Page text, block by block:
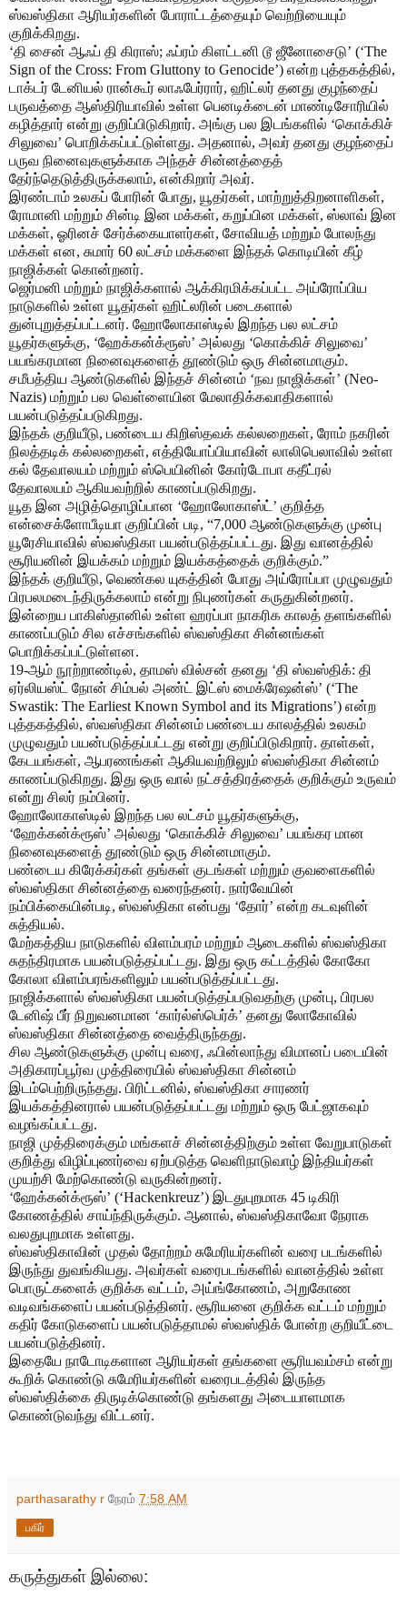
ஸ்வஸ்திகா ஆரியர்களின் போராட்டத்தையும் வெற்றியையும்
குறிக்கிறது.
‘தி சைன் ஆஃப் தி கிராஸ்; ஃப்ரம் கிளட்டனி டூ ஜீனோசைடு’ (‘The
Sign of the Cross: From Gluttony to Genocide’) என்ற புத்தகத்தில்,
டாக்டர் டேனியல் ரான்கூர் லாஃபேர்ரார், ஹிட்லர் தனது குழந்தைப்
பருவத்தை ஆஸ்திரியாவில் உள்ள பெனடிக்டைன் மாண்டிசோரியில்
கழித்தார் என்று குறிப்பிடுகிறார். அங்கு பல இடங்களில் ‘கொக்கிச்
சிலுவை’ பொறிக்கப்பட்டுள்ளது. அதனால், அவர் தனது குழந்தைப்
பருவ நினைவுகளுக்காக அந்தச் சின்னத்தைத்
தேர்ந்தெடுத்திருக்கலாம், என்கிறார் அவர்.
இரண்டாம் உலகப் போரின் போது, யூதர்கள், மாற்றுத்திறனாளிகள்,
ரோமானி மற்றும் சின்டி இன மக்கள், கறுப்பின மக்கள், ஸ்லாவ் இன
மக்கள், ஓரினச் சேர்க்கையாளர்கள், சோவியத் மற்றும் போலந்து
மக்கள் என, சுமார் 60 லட்சம் மக்களை இந்தக் கொடியின் கீழ்
நாஜிக்கள் கொன்றனர்.
ஜெர்மனி மற்றும் நாஜிக்களால் ஆக்கிரமிக்கப்பட்ட அய்ரோப்பிய
நாடுகளில் உள்ள யூதர்கள் ஹிட்லரின் படைகளால்
துன்புறுத்தப்பட்டனர். ஹோலோகாஸ்டில் இறந்த பல லட்சம்
யூதர்களுக்கு, ‘ஹேக்கன்க்ரூஸ்’ அல்லது ‘கொக்கிச் சிலுவை’
பயங்கரமான நினைவுகளைத் தூண்டும் ஒரு சின்னமாகும்.
சமீபத்திய ஆண்டுகளில் இந்தச் சின்னம் ‘நவ நாஜிக்கள்’ (Neo-
Nazis) மற்றும் பல வெள்ளையின மேலாதிக்கவாதிகளால்
பயன்படுத்தப்படுகிறது.
இந்தக் குறியீடு, பண்டைய கிறிஸ்தவக் கல்லறைகள், ரோம் நகரின்
நிலத்தடிக் கல்லறைகள், எத்தியோப்பியாவின் லாலிபெலாவில் உள்ள
கல் தேவாலயம் மற்றும் ஸ்பெயினின் கோர்டோபா கதீட்ரல்
தேவாலயம் ஆகியவற்றில் காணப்படுகிறது.
யூத இன அழித்தொழிப்பான ‘ஹோலோகாஸ்ட்’ குறித்த
என்சைக்ளோபீடியா குறிப்பின் படி, “7,000 ஆண்டுகளுக்கு முன்பு
யூரேசியாவில் ஸ்வஸ்திகா பயன்படுத்தப்பட்டது. இது வானத்தில்
சூரியனின் இயக்கம் மற்றும் இயக்கத்தைக் குறிக்கும்.”
இந்தக் குறியீடு, வெண்கல யுகத்தின் போது அய்ரோப்பா முழுவதும்
பிரபலமடைந்திருக்கலாம் என்று நிபுணர்கள் கருதுகின்றனர்.
இன்றைய பாகிஸ்தானில் உள்ள ஹரப்பா நாகரிக காலத் தளங்களில்
காணப்படும் சில எச்சங்களில் ஸ்வஸ்திகா சின்னங்கள்
பொறிக்கப்பட்டுள்ளன.
19-ஆம் நூற்றாண்டில், தாமஸ் வில்சன் தனது ‘தி ஸ்வஸ்திக்: தி
ஏர்லியஸ்ட் நோன் சிம்பல் அண்ட் இட்ஸ் மைக்ரேஷன்ஸ்’ (‘The
Swastik: The Earliest Known Symbol and its Migrations’) என்ற
புத்தகத்தில், ஸ்வஸ்திகா சின்னம் பண்டைய காலத்தில் உலகம்
முழுவதும் பயன்படுத்தப்பட்டது என்று குறிப்பிடுகிறார். தாள்கள்,
கேடயங்கள், ஆபரணங்கள் ஆகியவற்றிலும் ஸ்வஸ்திகா சின்னம்
காணப்படுகிறது. இது ஒரு வால் நட்சத்திரத்தைக் குறிக்கும் உருவம்
என்று சிலர் நம்பினர்.
ஹோலோகாஸ்டில் இறந்த பல லட்சம் யூதர்களுக்கு,
‘ஹேக்கன்க்ரூஸ்’ அல்லது ‘கொக்கிச் சிலுவை’ பயங்கர மான
நினைவுகளைத் தூண்டும் ஒரு சின்னமாகும்.
பண்டைய கிரேக்கர்கள் தங்கள் குடங்கள் மற்றும் குவளைகளில்
ஸ்வஸ்திகா சின்னத்தை வரைந்தனர். நார்வேயின்
நம்பிக்கையின்படி, ஸ்வஸ்திகா என்பது ‘தோர்’ என்ற கடவுளின்
சுத்தியல்.
மேற்கத்திய நாடுகளில் விளம்பரம் மற்றும் ஆடைகளில் ஸ்வஸ்திகா
சுதந்திரமாக பயன்படுத்தப்பட்டது. இது ஒரு கட்டத்தில் கோகோ
கோலா விளம்பரங்களிலும் பயன்படுத்தப்பட்டது.
நாஜிக்களால் ஸ்வஸ்திகா பயன்படுத்தப்படுவதற்கு முன்பு, பிரபல
டேனிஷ் பீர் நிறுவனமான ‘கார்ல்ஸ்பெர்க்’ தனது லோகோவில்
ஸ்வஸ்திகா சின்னத்தை வைத்திருந்தது.
சில ஆண்டுகளுக்கு முன்பு வரை, ஃபின்லாந்து விமானப் படையின்
அதிகாரப்பூர்வ முத்திரையில் ஸ்வஸ்திகா சின்னம்
இடம்பெற்றிருந்தது. பிரிட்டனில், ஸ்வஸ்திகா சாரணர்
இயக்கத்தினரால் பயன்படுத்தப்பட்டது மற்றும் ஒரு பேட்ஜாகவும்
வழங்கப்பட்டது.
நாஜி முத்திரைக்கும் மங்களச் சின்னத்திற்கும் உள்ள வேறுபாடுகள்
குறித்து விழிப்புணர்வை ஏற்படுத்த வெளிநாடுவாழ் இந்தியர்கள்
முயற்சி மேற்கொண்டு வருகின்றனர்.
‘ஹேக்கன்க்ரூஸ்’ (‘Hackenkreuz’) இடதுபுறமாக 45 டிகிரி
கோணத்தில் சாய்ந்திருக்கும். ஆனால், ஸ்வஸ்திகாவோ நேராக
வலதுபுறமாக உள்ளது.
ஸ்வஸ்திகாவின் முதல் தோற்றம் சுமேரியர்களின் வரை படங்களில்
இருந்து துவங்கியது. அவர்கள் வரைபடங்களில் வானத்தில் உள்ள
பொருட்களைக் குறிக்க வட்டம், அய்ங்கோணம், அறுகோண
வடிவங்களைப் பயன்படுத்தினர். சூரியனை குறிக்க வட்டம் மற்றும்
கதிர் கோடுகளைப் பயன்படுத்தாமல் ஸ்வஸ்திக் போன்ற குறியீட்டை
பயன்படுத்தினர்.
இதையே நாடோடிகளான ஆரியர்கள் தங்களை சூரியவம்சம் என்று
கூறிக் கொண்டு சுமேரியர்களின் வரைபடத்தில் இருந்த
ஸ்வஸ்திக்கை திருடிக்கொண்டு தங்களது அடையாளமாக
கொண்டுவந்து விட்டனர்.
parthasarathy r நேரம் 7:58 AM
பகிர்
கருத்துகள் இல்லை: